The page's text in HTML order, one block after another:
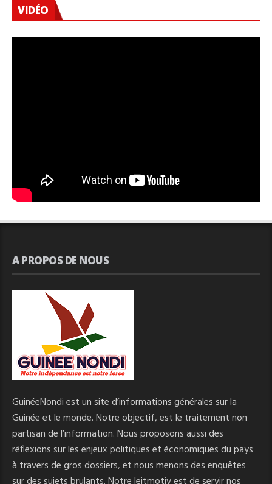
VIDÉO
A PROPOS DE NOUS
GuinéeNondi est un site d’informations générales sur la
Guinée et le monde. Notre objectif, est le traitement non
partisan de l’information. Nous proposons aussi des
réflexions sur les enjeux politiques et économiques du pays
à travers de gros dossiers, et nous menons des enquêtes